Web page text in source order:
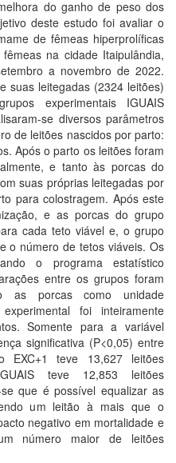
do ganho de peso dos
deste estudo foi avaliar o
de fêmeas hiperprolíficas
na cidade Itaipulândia,
a novembro de 2022.
suas leitegadas (2324 leitões)
experimentais IGUAIS
se diversos parâmetros
de leitões nascidos por parto:
Após o parto os leitões foram
e tanto às porcas do
suas próprias leitegadas por
para colostragem. Após este
e as porcas do grupo
cada teto viável e, o grupo
o número de tetos viáveis. Os
o programa estatístico
entre os grupos foram
as porcas como unidade
foi inteiramente
Somente para a variável
significativa (P<0,05) entre
EXC+1 teve 13,627 leitões
teve 12,853 leitões
que é possível equalizar as
um leitão à mais que o
negativo em mortalidade e
número maior de leitões